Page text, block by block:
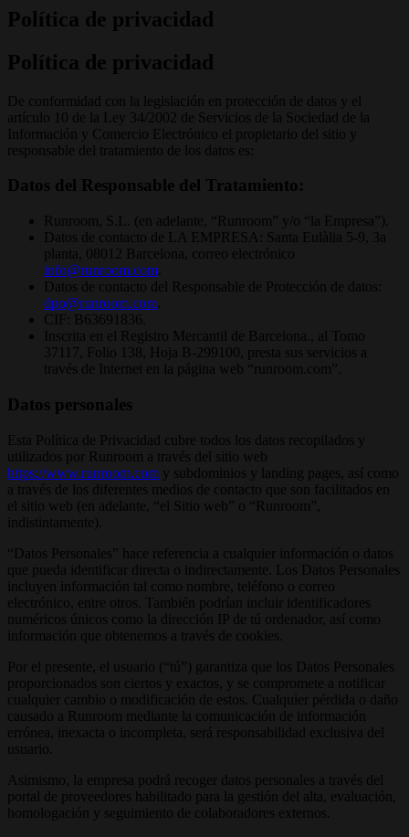
Política de privacidad
Política de privacidad
De conformidad con la legislación en protección de datos y el
artículo 10 de la Ley 34/2002 de Servicios de la Sociedad de la
Información y Comercio Electrónico el propietario del sitio y
responsable del tratamiento de los datos es:
Datos del Responsable del Tratamiento:
Runroom, S.L. (en adelante, “Runroom” y/o “la Empresa”).
Datos de contacto de LA EMPRESA: Santa Eulàlia 5-9, 3a
planta, 08012 Barcelona, correo electrónico
info@runroom.com
Datos de contacto del Responsable de Protección de datos:
dpo@runroom.com
CIF: B63691836.
Inscrita en el Registro Mercantil de Barcelona., al Tomo
37117, Folio 138, Hoja B-299100, presta sus servicios a
través de Internet en la página web “runroom.com”.
Datos personales
Esta Política de Privacidad cubre todos los datos recopilados y
utilizados por Runroom a través del sitio web
https://www.runroom.com y subdominios y landing pages, así como
a través de los diferentes medios de contacto que son facilitados en
el sitio web (en adelante, “el Sitio web” o “Runroom”,
indistintamente).
“Datos Personales” hace referencia a cualquier información o datos
que pueda identificar directa o indirectamente. Los Datos Personales
incluyen información tal como nombre, teléfono o correo
electrónico, entre otros. También podrían incluir identificadores
numéricos únicos como la dirección IP de tú ordenador, así como
información que obtenemos a través de cookies.
Por el presente, el usuario (“tú”) garantiza que los Datos Personales
proporcionados son ciertos y exactos, y se compromete a notificar
cualquier cambio o modificación de estos. Cualquier pérdida o daño
causado a Runroom mediante la comunicación de información
errónea, inexacta o incompleta, será responsabilidad exclusiva del
usuario.
Asimismo, la empresa podrá recoger datos personales a través del
portal de proveedores habilitado para la gestión del alta, evaluación,
homologación y seguimiento de colaboradores externos.